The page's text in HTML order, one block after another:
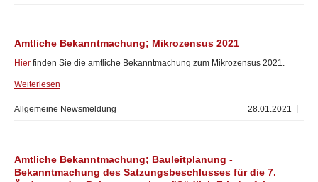
Amtliche Bekanntmachung; Mikrozensus 2021
Hier finden Sie die amtliche Bekanntmachung zum Mikrozensus 2021.
Weiterlesen
28.01.2021
Allgemeine Newsmeldung
Amtliche Bekanntmachung; Bauleitplanung -
Bekanntmachung des Satzungsbeschlusses für die 7.